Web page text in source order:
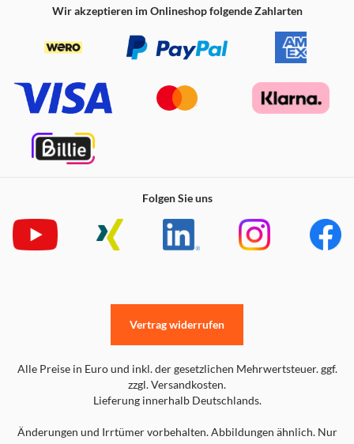
Wir akzeptieren im Onlineshop folgende Zahlarten
Folgen Sie uns
Alle Preise in Euro und inkl. der gesetzlichen Mehrwertsteuer. ggf.
zzgl. Versandkosten.
Lieferung innerhalb Deutschlands.
Änderungen und Irrtümer vorbehalten. Abbildungen ähnlich. Nur
Vertrag widerrufen